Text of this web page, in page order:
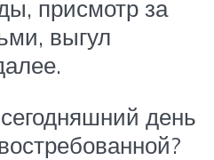
присмотр за
выгул
день